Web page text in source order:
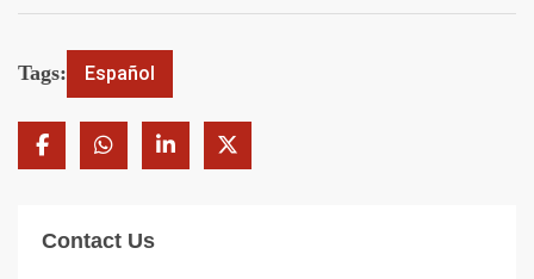
Tags: Español
Contact Us